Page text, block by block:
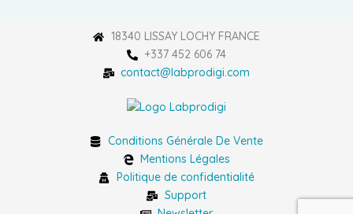
18340 LISSAY LOCHY FRANCE
+337 452 606 74
contact@labprodigi.com
Conditions Générale De Vente
Mentions Légales
Politique de confidentialité
Support